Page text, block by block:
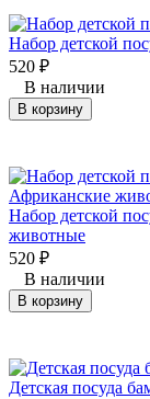
Набор детской
520 ₽
В наличии
В корзину
Набор детской
животные
520 ₽
В наличии
В корзину
Детская посуда